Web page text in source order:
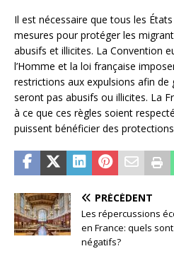
Il est nécessaire que tous les
mesures pour protéger les
abusifs et illicites. La Convention
l’Homme et la loi française
restrictions aux expulsions afin
seront pas abusifs ou illicites. La
à ce que ces règles soient
puissent bénéficier des
PRÉCÉDENT
Les répercussions
en France: quels
négatifs?